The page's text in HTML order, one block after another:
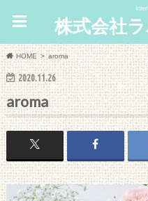
株式会社
HOME aroma
2020.11.26
aroma